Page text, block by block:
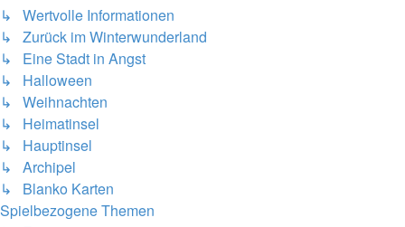
↳ Wertvolle Informationen
↳ Zurück im Winterwunderland
↳ Eine Stadt in Angst
↳ Halloween
↳ Weihnachten
↳ Heimatinsel
↳ Hauptinsel
↳ Archipel
↳ Blanko Karten
Spielbezogene Themen